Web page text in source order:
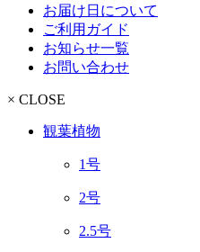
お届け日について
ご利用ガイド
お知らせ一覧
お問い合わせ
× CLOSE
観葉植物
1号
2号
2.5号